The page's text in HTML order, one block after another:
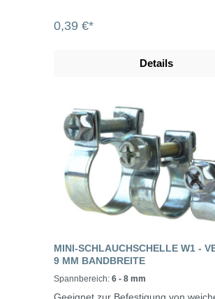
0,39 €*
Details
MINI-SCHLAUCHSCHELLE W1 -
9 MM BANDBREITE
Spannbereich: 6 - 8 mm
Geeignet zur Befestigung von